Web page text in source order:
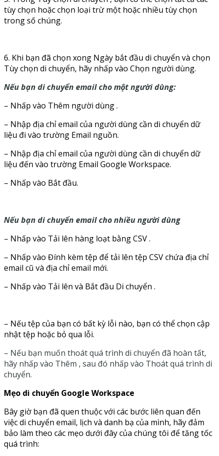
tùy chọn hoặc chọn loại trừ một hoặc nhiều tùy chọn
trong số chúng.
6. Khi bạn đã chọn xong Ngày bắt đầu di chuyển và chọn
Tùy chọn di chuyển, hãy nhấp vào Chọn người dùng.
Nếu bạn di chuyển email cho một người dùng:
– Nhấp vào Thêm người dùng .
– Nhập địa chỉ email của người dùng cần di chuyển dữ
liệu đi vào trường Email nguồn.
– Nhập địa chỉ email của người dùng cần di chuyển dữ
liệu đến vào trường Email Google Workspace.
– Nhấp vào Bắt đầu.
Nếu bạn di chuyển email cho nhiều người dùng
– Nhấp vào Tải lên hàng loạt bằng CSV .
– Nhấp vào Đính kèm tệp để tải lên tệp CSV chứa địa chỉ
email cũ và địa chỉ email mới.
– Nhấp vào Tải lên và Bắt đầu Di chuyển .
– Nếu tệp của bạn có bất kỳ lỗi nào, bạn có thể chọn cập
nhật tệp hoặc bỏ qua lỗi.
– Nếu bạn muốn thoát quá trình di chuyển đã hoàn tất,
hãy nhấp vào Thêm , sau đó nhấp vào Thoát quá trình di
chuyển.
Mẹo di chuyển Google Workspace
Bây giờ bạn đã quen thuộc với các bước liên quan đến
việc di chuyển email, lịch và danh bạ của mình, hãy đảm
bảo làm theo các mẹo dưới đây của chúng tôi để tăng tốc
quá trình: